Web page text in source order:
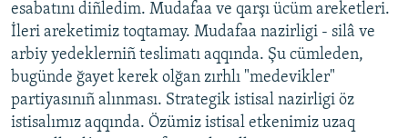
esabatını diñledim. Mudafaa ve qarşı ücüm areketleri.
İleri areketimiz toqtamay. Mudafaa nazirligi - silâ ve
arbiy yedeklerniñ teslimatı aqqında. Şu cümleden,
bugünde ğayet kerek olğan zırhlı "medevikler"
partiyasınıñ alınması. Strategik istisal nazirligi öz
istisalımız aqqında. Özümiz istisal etkenimiz uzaq